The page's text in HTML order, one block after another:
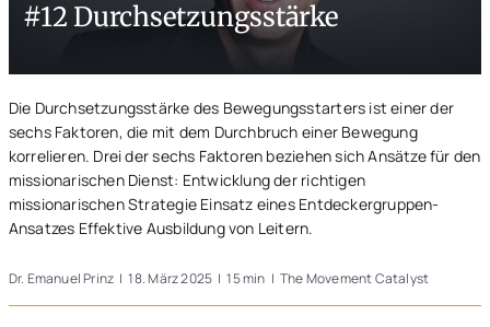
#12 Durchsetzungsstärke
Die Durchsetzungsstärke des Bewegungsstarters ist einer der
sechs Faktoren, die mit dem Durchbruch einer Bewegung
korrelieren. Drei der sechs Faktoren beziehen sich Ansätze für den
missionarischen Dienst: Entwicklung der richtigen
missionarischen Strategie Einsatz eines Entdeckergruppen-
Ansatzes Effektive Ausbildung von Leitern.
Dr. Emanuel Prinz | 18. März 2025 | 15 min | The Movement Catalyst